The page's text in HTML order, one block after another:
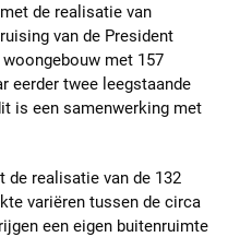
de realisatie van
van de President
met 157
eerder twee leegstaande
is een samenwerking met
realisatie van de 132
variëren tussen de circa
een eigen buitenruimte